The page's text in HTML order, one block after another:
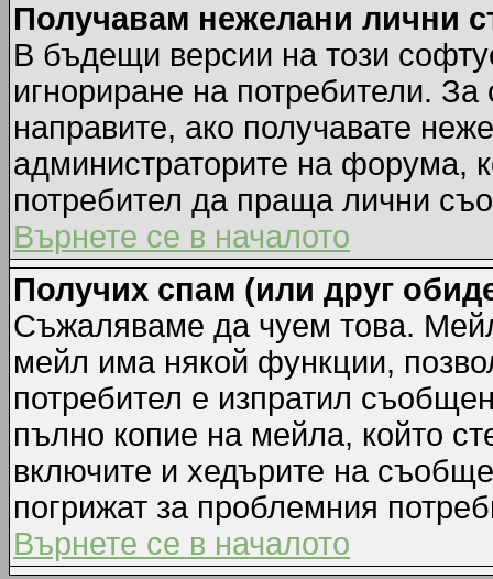
Получавам нежелани лични
В бъдещи версии на този
игнориране на потребители.
направите, ако получавате
администраторите на форума,
потребител да праща лични
Върнете се в началото
Получих спам (или друг
Съжаляваме да чуем това.
мейл има някой функции,
потребител е изпратил
пълно копие на мейла, който
включите и хедърите на
погрижат за проблемния
Върнете се в началото